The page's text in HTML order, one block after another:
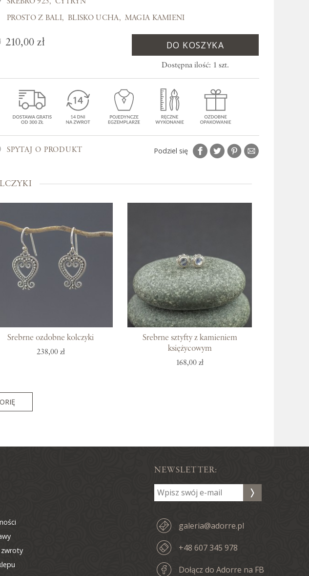
Jak to się zaczęło?
Wyspa pełna inspiracji
Kolekcje
Srebra czar
Magia kamieni
Po męsku
Woreczki na biżuterię
SREBRO 925 CYTRYN
PROSTO Z BALI BLISKO UCHA MAGIA KAMIENI
210,00 zł DO KOSZYKA
Dostępna ilość: 1 szt.
SPYTAJ O PRODUKT Podziel się
Srebrne ozdobne kolczyki
238,00 zł
Srebrne sztyfty z kamieniem
księżycowym
168,00 zł
NEWSLETTER:
galeria@adorre.pl
+48 607 345 978
Dołącz do Adorre na FB
zwroty